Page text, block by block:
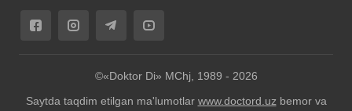
©«Doktor Di» MChj, 1989 - 2026
Saytda taqdim etilgan ma'lumotlar www.doctord.uz bemor va